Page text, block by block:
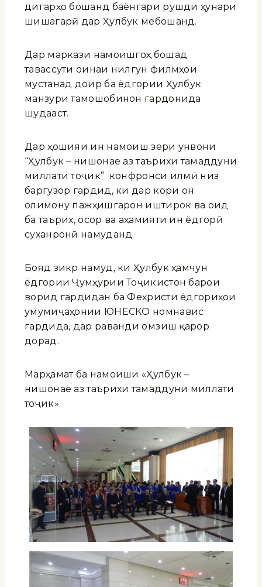
дигарҳо бошанд баёнгари рушди ҳунари
шишагарӣ дар Ҳулбук мебошанд.
Дар маркази намоишгоҳ бошад
тавассути оинаи нилгун филмҳои
мустанад доир ба ёдгории Ҳулбук
манзури тамошобинон гардонида
шудааст.
Дар ҳошияи ин намоиш зери унвони
“Ҳулбук – нишонае аз таърихи тамаддуни
миллати тоҷик” конфронси илмӣ низ
баргузор гардид, ки дар кори он
олимону пажӯҳишгарон иштирок ва оид
ба таърих, осор ва аҳамияти ин ёдгорӣ
суханронӣ намуданд.
Бояд зикр намуд, ки Ҳулбук ҳамчун
ёдгории Ҷумҳурии Тоҷикистон барои
ворид гардидан ба Феҳристи ёдгориҳои
умумиҷаҳонии ЮНЕСКО номнавис
гардида, дар раванди омӯзиш қарор
дорад.
Марҳамат ба намоиши «Ҳулбук –
нишонае аз таърихи тамаддуни миллати
тоҷик».